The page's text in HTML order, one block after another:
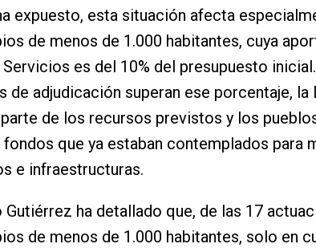
expuesto, esta situación afecta
de menos de 1.000 habitantes, cuya
Servicios es del 10% del presupuesto
de adjudicación superan ese porcentaje, la
de los recursos previstos y los
fondos que ya estaban contemplados para
e infraestructuras.
Gutiérrez ha detallado que, de las 17
de menos de 1.000 habitantes, solo en